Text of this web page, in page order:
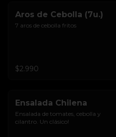
Aros de Cebolla (7u.)
7 aros de cebolla fritos
$2.990
Ensalada Chilena
Ensalada de tomates, cebolla y
cilantro. Un clásico!